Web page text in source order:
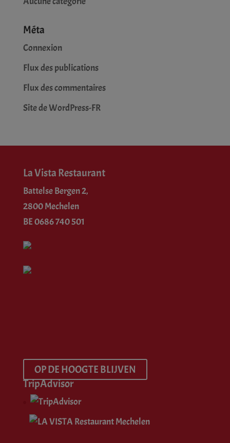
Méta
Connexion
Flux des publications
Flux des commentaires
Site de WordPress-FR
La Vista Restaurant
Battelse Bergen 2,
2800 Mechelen
BE 0686 740 501
OP DE HOOGTE BLIJVEN
TripAdvisor